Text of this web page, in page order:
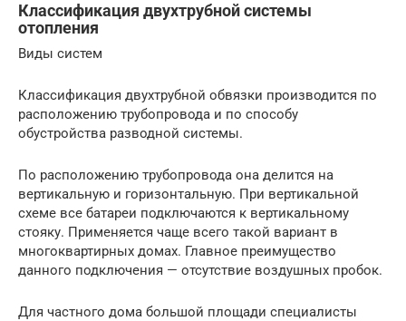
Классификация двухтрубной системы
отопления
Виды систем
Классификация двухтрубной обвязки производится по
расположению трубопровода и по способу
обустройства разводной системы.
По расположению трубопровода она делится на
вертикальную и горизонтальную. При вертикальной
схеме все батареи подключаются к вертикальному
стояку. Применяется чаще всего такой вариант в
многоквартирных домах. Главное преимущество
данного подключения — отсутствие воздушных пробок.
Для частного дома большой площади специалисты